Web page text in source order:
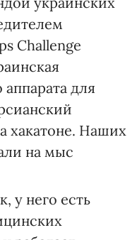
Challenge
аппарата для
хакатоне. Наших
на мыс
у него есть